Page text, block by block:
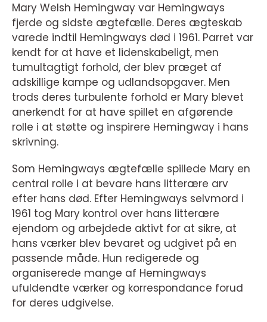
Mary Welsh Hemingway var Hemingways
fjerde og sidste ægtefælle. Deres ægteskab
varede indtil Hemingways død i 1961. Parret var
kendt for at have et lidenskabeligt, men
tumultagtigt forhold, der blev præget af
adskillige kampe og udlandsopgaver. Men
trods deres turbulente forhold er Mary blevet
anerkendt for at have spillet en afgørende
rolle i at støtte og inspirere Hemingway i hans
skrivning.
Som Hemingways ægtefælle spillede Mary en
central rolle i at bevare hans litterære arv
efter hans død. Efter Hemingways selvmord i
1961 tog Mary kontrol over hans litterære
ejendom og arbejdede aktivt for at sikre, at
hans værker blev bevaret og udgivet på en
passende måde. Hun redigerede og
organiserede mange af Hemingways
ufuldendte værker og korrespondance forud
for deres udgivelse.